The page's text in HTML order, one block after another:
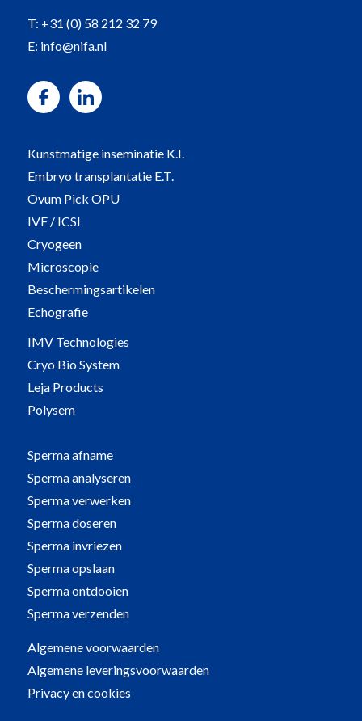
T: +31 (0) 58 212 32 79
E: info@nifa.nl
Kunstmatige inseminatie K.I.
Embryo transplantatie E.T.
Ovum Pick OPU
IVF / ICSI
Cryogeen
Microscopie
Beschermingsartikelen
Echografie
IMV Technologies
Cryo Bio System
Leja Products
Polysem
Sperma afname
Sperma analyseren
Sperma verwerken
Sperma doseren
Sperma invriezen
Sperma opslaan
Sperma ontdooien
Sperma verzenden
Algemene voorwaarden
Algemene leveringsvoorwaarden
Privacy en cookies